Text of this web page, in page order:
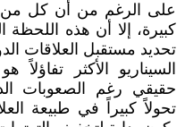
على الرغم من أن كل من
كبيرة، إلا أن هذه
تحديد مستقبل العلاقات
السيناريو الأكثر
حقيقي رغم الصعوبات
تحولاً كبيراً في طبيعة